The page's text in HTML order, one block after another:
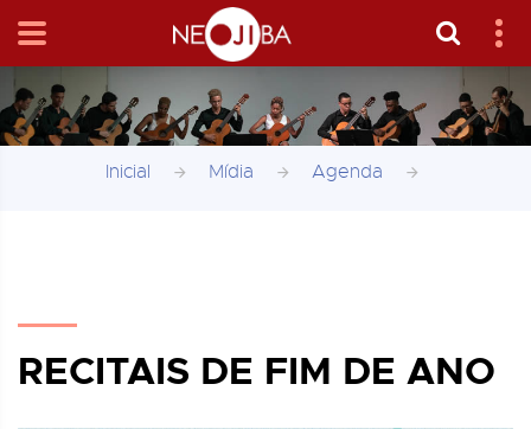
Inicial Mídia Agenda
RECITAIS DE FIM DE ANO